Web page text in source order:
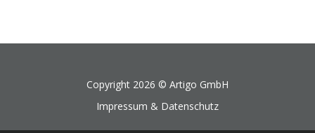
Copyright 2026 © Artigo GmbH
Impressum & Datenschutz